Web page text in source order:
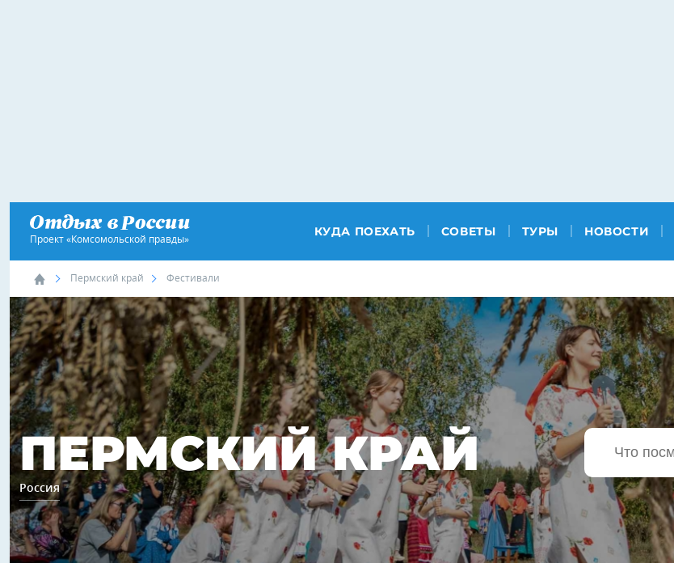
Проект «Комсомольской правды»
КУДА ПОЕХАТЬ СОВЕТЫ ТУРЫ НОВОСТИ
Пермский край Фестивали
ПЕРМСКИЙ КРАЙ
Россия